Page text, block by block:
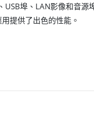
USB埠、LAN影像和音源
提供了出色的性能。